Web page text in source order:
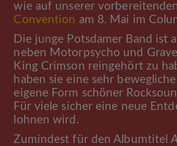
wie auf unserer
Convention am 8. Mai im
Die junge Potsdamer Band ist
neben Motorpsycho und
King Crimson reingehört zu
haben sie eine sehr
eigene Form schöner
Für viele sicher eine neue
lohnen wird.
Zumindest für den Albumtitel